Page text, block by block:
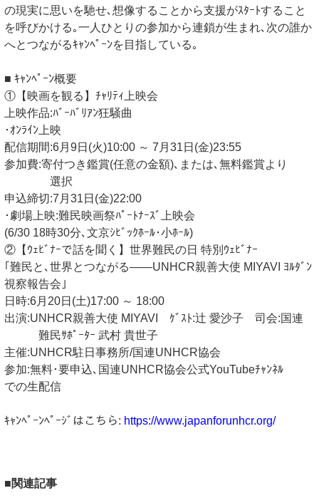
の現実に思いを馳せ､想像することから支援がｽﾀｰﾄすること
を呼びかける｡一人ひとりの参加から連鎖が生まれ､次の誰か
へとつながるｷｬﾝﾍﾟｰﾝを目指している｡
■ ｷｬﾝﾍﾟｰﾝ概要
①【映画を観る】ﾁｬﾘﾃｨ上映会
上映作品:ﾊﾞｰﾊﾞﾘｱﾝ狂騒曲
･ｵﾝﾗｲﾝ上映
配信期間:6月9日(火)10:00 ～ 7月31日(金)23:55
参加費:寄付つき鑑賞(任意の金額)､または､無料鑑賞より
選択
申込締切:7月31日(金)22:00
･劇場上映:難民映画祭ﾊﾟｰﾄﾅｰｽﾞ上映会
(6/30 18時30分､文京ｼﾋﾞｯｸﾎｰﾙ･小ﾎｰﾙ)
②【ｳｪﾋﾞﾅｰで話を聞く】世界難民の日 特別ｳｪﾋﾞﾅｰ
｢難民と､世界とつながる――UNHCR親善大使 MIYAVI ﾖﾙﾀﾞﾝ
視察報告会｣
日時:6月20日(土)17:00 ～ 18:00
出演:UNHCR親善大使 MIYAVI ｹﾞｽﾄ:辻 愛沙子 司会:国連
難民ｻﾎﾟｰﾀｰ 武村 貴世子
主催:UNHCR駐日事務所/国連UNHCR協会
参加:無料･要申込､国連UNHCR協会公式YouTubeﾁｬﾝﾈﾙ
での生配信
ｷｬﾝﾍﾟｰﾝﾍﾟｰｼﾞはこちら: https://www.japanforunhcr.org/
■関連記事